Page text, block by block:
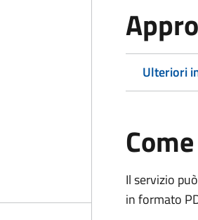
Ulteriori
Il servizio
in formato